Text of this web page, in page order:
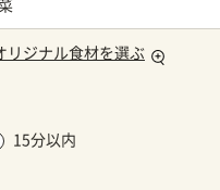
リジナル食材を選ぶ
15分以内